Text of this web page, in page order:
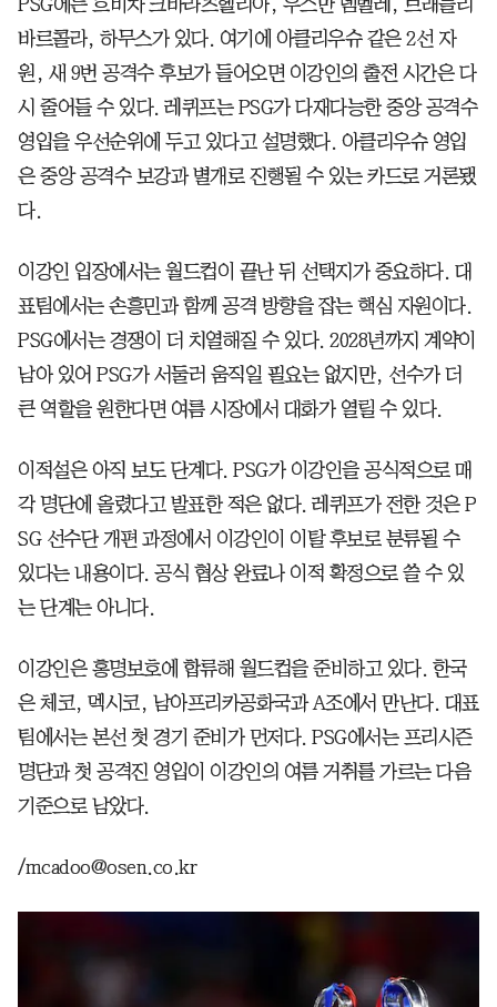
PSG에는 흐비차 크바라츠헬리아, 우스만 뎀벨레, 브래들리
바르콜라, 하무스가 있다. 여기에 아클리우슈 같은 2선 자
원, 새 9번 공격수 후보가 들어오면 이강인의 출전 시간은 다
시 줄어들 수 있다. 레퀴프는 PSG가 다재다능한 중앙 공격수
영입을 우선순위에 두고 있다고 설명했다. 아클리우슈 영입
은 중앙 공격수 보강과 별개로 진행될 수 있는 카드로 거론됐
다.
이강인 입장에서는 월드컵이 끝난 뒤 선택지가 중요하다. 대
표팀에서는 손흥민과 함께 공격 방향을 잡는 핵심 자원이다.
PSG에서는 경쟁이 더 치열해질 수 있다. 2028년까지 계약이
남아 있어 PSG가 서둘러 움직일 필요는 없지만, 선수가 더
큰 역할을 원한다면 여름 시장에서 대화가 열릴 수 있다.
이적설은 아직 보도 단계다. PSG가 이강인을 공식적으로 매
각 명단에 올렸다고 발표한 적은 없다. 레퀴프가 전한 것은 P
SG 선수단 개편 과정에서 이강인이 이탈 후보로 분류될 수
있다는 내용이다. 공식 협상 완료나 이적 확정으로 쓸 수 있
는 단계는 아니다.
이강인은 홍명보호에 합류해 월드컵을 준비하고 있다. 한국
은 체코, 멕시코, 남아프리카공화국과 A조에서 만난다. 대표
팀에서는 본선 첫 경기 준비가 먼저다. PSG에서는 프리시즌
명단과 첫 공격진 영입이 이강인의 여름 거취를 가르는 다음
기준으로 남았다.
/mcadoo@osen.co.kr